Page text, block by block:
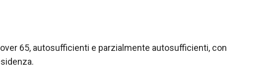
65, autosufficienti e parzialmente autosufficienti, con